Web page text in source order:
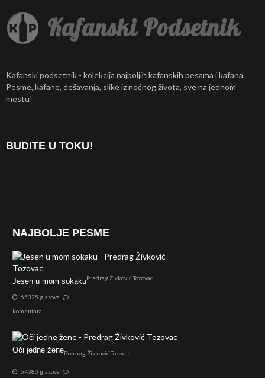
Kafanski podsetnik - kolekcija najboljih kafanskih pesama i kafana.
Pesme, kafane, dešavanja, slike iz noćnog života, sve na jednom
mestu!
BUDITE U TOKU!
NAJBOLJE PESME
Jesen u mom sokakuPredrag Živković Tozovac
65325 glasova
komentara
Oči jedne ženePredrag Živković Tozovac
64080 glasova